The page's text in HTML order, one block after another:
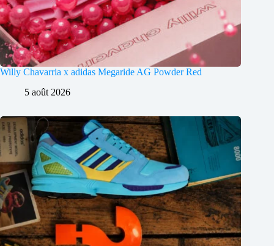
Willy Chavarria x adidas Megaride AG Powder Red
5 août 2026